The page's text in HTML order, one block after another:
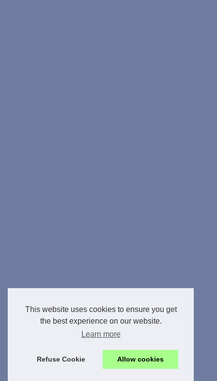
This website uses cookies to ensure you get
the best experience on our website.
Learn more
Refuse Cookie Allow cookies